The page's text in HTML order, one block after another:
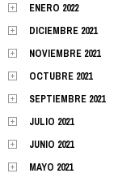
ENERO 2022
DICIEMBRE 2021
NOVIEMBRE 2021
OCTUBRE 2021
SEPTIEMBRE 2021
JULIO 2021
JUNIO 2021
MAYO 2021